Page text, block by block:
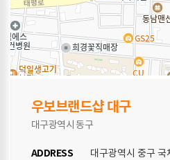
우보브랜드샵 대구
대구광역시 동구
ADDRESS 대구광역시 중구